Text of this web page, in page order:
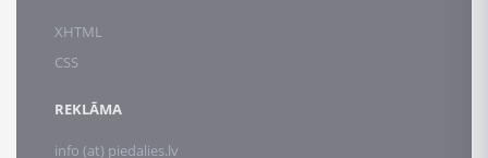
XHTML
CSS
REKLĀMA
info (at) piedalies.lv